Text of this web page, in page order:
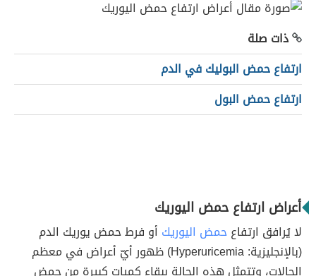
ذات صلة
ارتفاع حمض البوليك في الدم
ارتفاع حمض البول
أعراض ارتفاع حمض اليوريك
لا يُرافق ارتفاعحمض اليوريك أو فرط حمض يوريك الدم
(بالإنجليزية: Hyperuricemia) ظهور أيّ أعراض في معظم
الحالات، وتتمثل هذه الحالة ببقاء كمياتٍ كبيرةٍ من حمض